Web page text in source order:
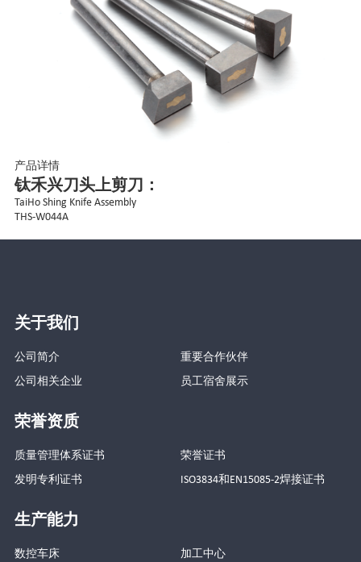
产品详情
钛禾兴刀头上剪刀：
TaiHo Shing Knife Assembly
THS-W044A
关于我们
公司简介
重要合作伙伴
公司相关企业
员工宿舍展示
荣誉资质
质量管理体系证书
荣誉证书
发明专利证书
ISO3834和EN15085-2焊接证书
生产能力
数控车床
加工中心